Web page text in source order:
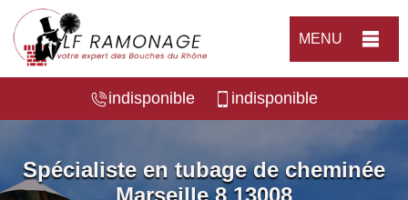
MENU
indisponible indisponible
Spécialiste en tubage de cheminée
Marseille 8 13008